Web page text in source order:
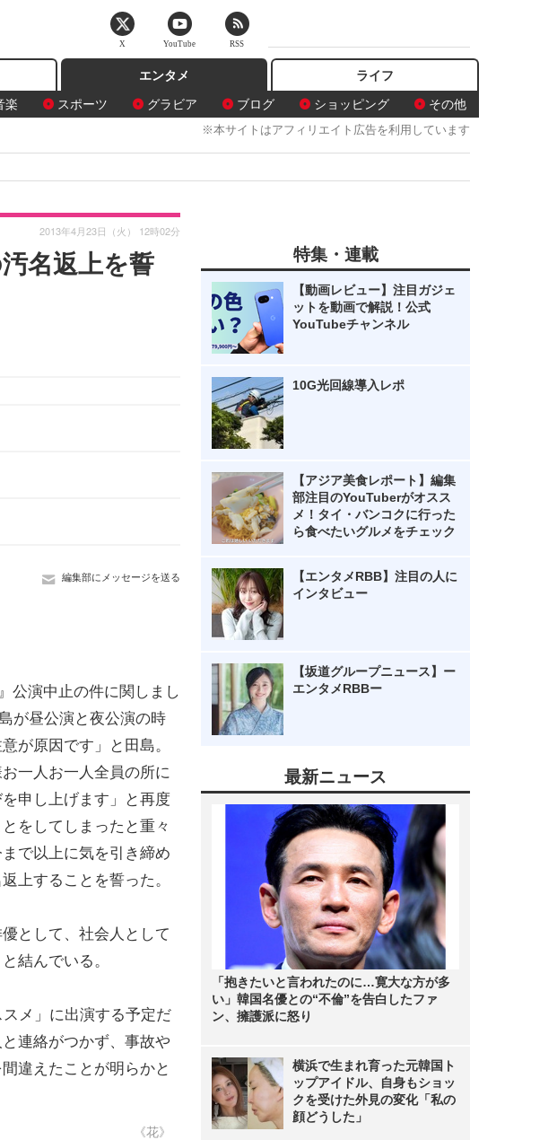
エンタメ
楽 スポーツ グラビア ブログ ショッピング その他
ライフ
※本サイトはアフィリエイト広告を利用しています
名返上を誓
2013年4月23日（火） 12時02分
編集部にメッセージを送る
公演中止の件に関しまし
が昼公演と夜公演の時
が原因です」と田島。
一人お一人全員の所に
申し上げます」と再度
をしてしまったと重々
で以上に気を引き締め
上することを誓った。
として、社会人として
結んでいる。
メ」に出演する予定だ
連絡がつかず、事故や
違えたことが明らかと
《花》
特集・連載
【動画レビュー】注目ガジェ
ットを動画で解説！公式
YouTubeチャンネル
10G光回線導入レポ
【アジア美食レポート】編集
部注目のYouTuberがオスス
メ！タイ・バンコクに行った
ら食べたいグルメをチェック
【エンタメRBB】注目の人に
インタビュー
【坂道グループニュース】ー
エンタメRBBー
最新ニュース
「抱きたいと言われたのに…寛大な方が多
い」韓国名優との“不倫”を告白したファ
ン、擁護派に怒り
横浜で生まれ育った元韓国ト
ップアイドル、自身もショッ
クを受けた外見の変化「私の
顔どうした」
X YouTube RSS